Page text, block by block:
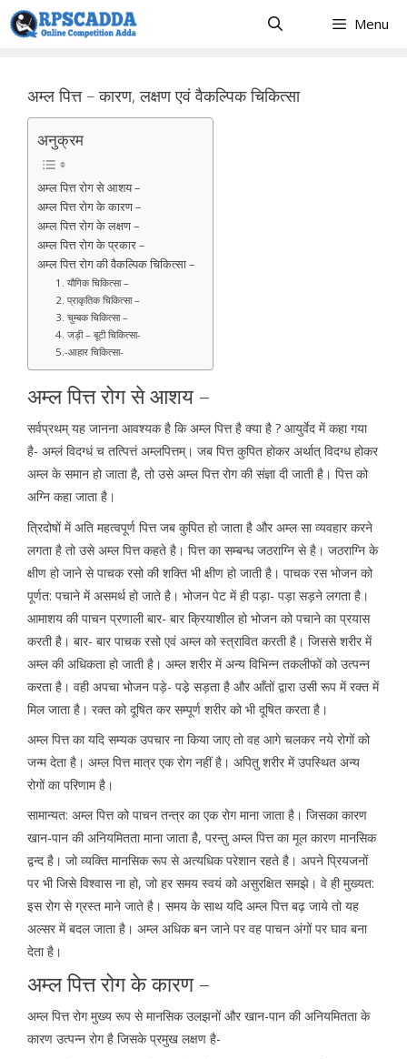
Skip
to
Menu
अम्ल पित्त – कारण, लक्षण एवं वैकल्पिक चिकित्सा
अनुक्रम
अम्ल पित्त रोग से आशय –
अम्ल पित्त रोग के कारण –
अम्ल पित्त रोग के लक्षण –
अम्ल पित्त रोग के प्रकार –
अम्ल पित्त रोग की वैकल्पिक चिकित्सा –
1. यौगिक चिकित्सा –
2. प्राकृतिक चिकित्सा –
3. चुम्बक चिकित्सा –
4. जड़ी – बूटी चिकित्सा-
5.-आहार चिकित्सा-
अम्ल पित्त रोग से आशय –
सर्वप्रथम् यह जानना आवश्यक है कि अम्ल पित्त है क्या है ? आयुर्वेद में कहा गया
है- अम्लं विदग्धं च तत्पित्तं अम्लपित्तम्। जब पित्त कुपित होकर अर्थात् विदग्ध होकर
अम्ल के समान हो जाता है, तो उसे अम्ल पित्त रोग की संज्ञा दी जाती है। पित्त को
अग्नि कहा जाता है।
त्रिदोषों में अति महत्वपूर्ण पित्त जब कुपित हो जाता है और अम्ल सा व्यवहार करने
लगता है तो उसे अम्ल पित्त कहते है। पित्त का सम्बन्ध जठराग्नि से है। जठराग्नि के
क्षीण हो जाने से पाचक रसो की शक्ति भी क्षीण हो जाती है। पाचक रस भोजन को
पूर्णत: पचाने में असमर्थ हो जाते है। भोजन पेट में ही पड़ा- पड़ा सड़ने लगता है।
आमाशय की पाचन प्रणाली बार- बार क्रियाशील हो भोजन को पचाने का प्रयास
करती है। बार- बार पाचक रसो एवं अम्ल को स्त्रावित करती है। जिससे शरीर में
अम्ल की अधिकता हो जाती है। अम्ल शरीर में अन्य विभिन्न तकलीफों को उत्पन्न
करता है। वही अपचा भोजन पड़े- पडे़ सड़ता है और आँतों द्वारा उसी रूप में रक्त में
मिल जाता है। रक्त को दूषित कर सम्पूर्ण शरीर को भी दूषित करता है।
अम्ल पित्त का यदि सम्यक उपचार ना किया जाए तो वह आगे चलकर नये रोगों को
जन्म देता है। अम्ल पित्त मात्र एक रोग नहीं है। अपितु शरीर में उपस्थित अन्य
रोगों का परिणाम है।
सामान्यत: अम्ल पित्त को पाचन तन्त्र का एक रोग माना जाता है। जिसका कारण
खान-पान की अनियमितता माना जाता है, परन्तु अम्ल पित्त का मूल कारण मानसिक
द्वन्द है। जो व्यक्ति मानसिक रूप से अत्यधिक परेशान रहते है। अपने प्रियजनों
पर भी जिसे विश्वास ना हो, जो हर समय स्वयं को असुरक्षित समझे। वे ही मुख्यत:
इस रोग से ग्रस्त माने जाते है। समय के साथ यदि अम्ल पित्त बढ़ जाये तो यह
अल्सर में बदल जाता है। अम्ल अधिक बन जाने पर वह पाचन अंगों पर घाव बना
देता है।
अम्ल पित्त रोग के कारण –
अम्ल पित्त रोग मुख्य रूप से मानसिक उलझनों और खान-पान की अनियमितता के
कारण उत्पन्न रोग है जिसके प्रमुख लक्षण है-